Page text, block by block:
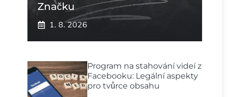
Značku
1. 8. 2026
Program na stahování videí z
Facebooku: Legální aspekty
pro tvůrce obsahu